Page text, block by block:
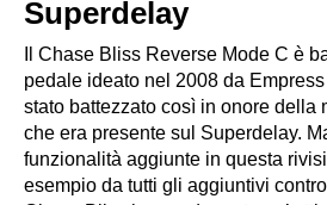
Superdelay
Il Chase Bliss Reverse Mode C è
pedale ideato nel 2008 da
stato battezzato così in onore della
che era presente sul Superdelay.
funzionalità aggiunte in questa
esempio da tutti gli aggiuntivi